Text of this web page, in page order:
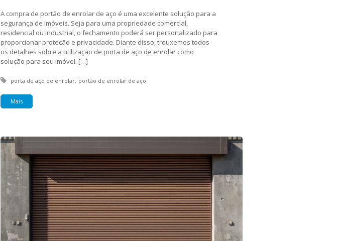
A compra de portão de enrolar de aço é uma excelente solução para a
segurança de imóveis. Seja para uma propriedade comercial,
residencial ou industrial, o fechamento poderá ser personalizado para
proporcionar proteção e privacidade. Diante disso, trouxemos todos
os detalhes sobre a utilização de porta de aço de enrolar como
solução para seu imóvel. […]
Tagged with:
porta de aço de enrolar portão de enrolar de aço
Mais